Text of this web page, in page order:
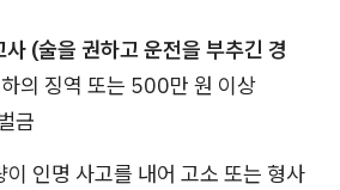
(술을 권하고 운전을 부추긴 경
의 징역 또는 500만 원 이상
금
인명 사고를 내어 고소 또는 형사